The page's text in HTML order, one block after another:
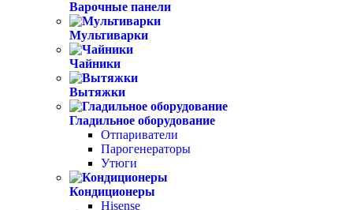
Варочные панели
Мультиварки
Чайники
Вытяжки
Гладильное оборудование
Отпариватели
Парогенераторы
Утюги
Кондиционеры
Hisense